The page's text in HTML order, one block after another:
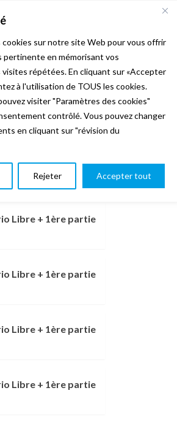
cookies sur notre site Web pour vous offrir
pertinente en mémorisant vos
répétées. En cliquant sur «Accepter
à l'utilisation de TOUS les cookies.
visiter "Paramètres des cookies"
contrôlé. Vous pouvez changer
en cliquant sur "révision du
Rejeter Accepter tout
Libre + 1ère partie
Libre + 1ère partie
Libre + 1ère partie
Libre + 1ère partie